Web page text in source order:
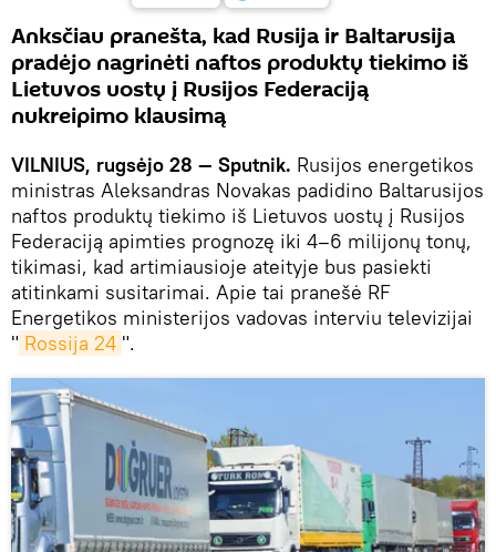
Anksčiau pranešta, kad Rusija ir Baltarusija
pradėjo nagrinėti naftos produktų tiekimo iš
Lietuvos uostų į Rusijos Federaciją
nukreipimo klausimą
VILNIUS, rugsėjo 28 — Sputnik. Rusijos energetikos
ministras Aleksandras Novakas padidino Baltarusijos
naftos produktų tiekimo iš Lietuvos uostų į Rusijos
Federaciją apimties prognozę iki 4–6 milijonų tonų,
tikimasi, kad artimiausioje ateityje bus pasiekti
atitinkami susitarimai. Apie tai pranešė RF
Energetikos ministerijos vadovas interviu televizijai
" Rossija 24 ".